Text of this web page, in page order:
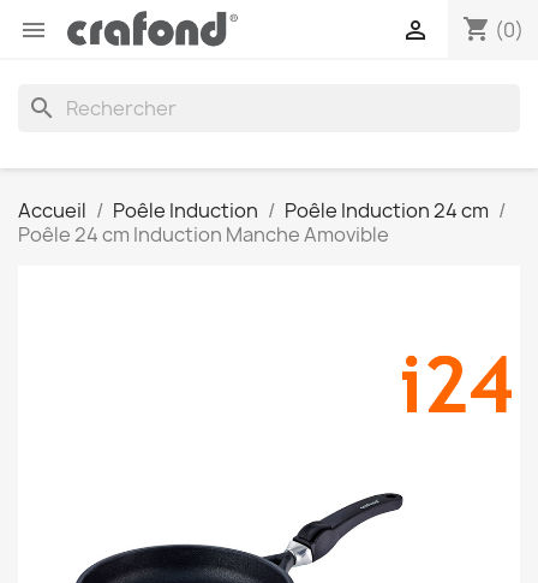
 shopping_cart (0)

search
Accueil Poêle Induction
Poêle Induction 24 cm
Poêle 24 cm Induction Manche Amovible